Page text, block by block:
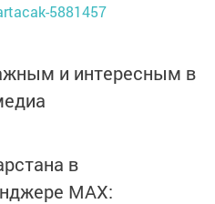
5881457
и интересным в
в
MАХ: